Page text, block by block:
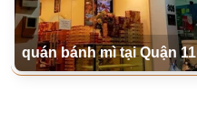
quán bánh mì tại Quận 11